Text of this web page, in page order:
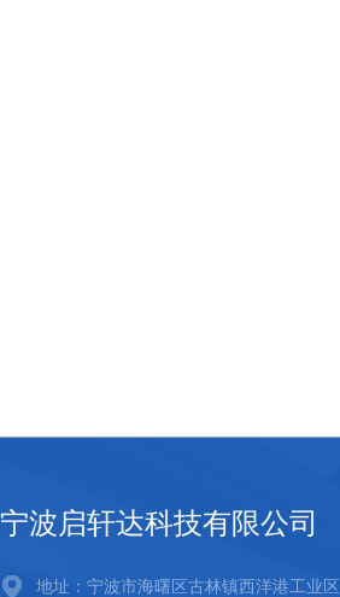
宁波启轩达科技有限公司
地址：宁波市海曙区古林镇西洋港工业区